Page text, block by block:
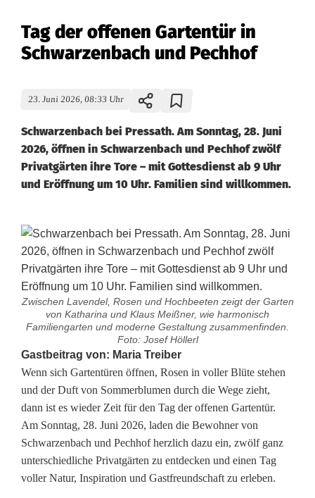
Tag der offenen Gartentür in
Schwarzenbach und Pechhof
23. Juni 2026, 08:33 Uhr
Schwarzenbach bei Pressath. Am Sonntag, 28. Juni
2026, öffnen in Schwarzenbach und Pechhof zwölf
Privatgärten ihre Tore – mit Gottesdienst ab 9 Uhr
und Eröffnung um 10 Uhr. Familien sind willkommen.
Zwischen Lavendel, Rosen und Hochbeeten zeigt der Garten
von Katharina und Klaus Meißner, wie harmonisch
Familiengarten und moderne Gestaltung zusammenfinden.
Foto: Josef Höllerl
T
a
g
d
e
Gastbeitrag von: Maria Treiber
Wenn sich Gartentüren öffnen, Rosen in voller Blüte stehen
und der Duft von Sommerblumen durch die Wege zieht,
dann ist es wieder Zeit für den Tag der offenen Gartentür.
Am Sonntag, 28. Juni 2026, laden die Bewohner von
Schwarzenbach und Pechhof herzlich dazu ein, zwölf ganz
unterschiedliche Privatgärten zu entdecken und einen Tag
voller Natur, Inspiration und Gastfreundschaft zu erleben.